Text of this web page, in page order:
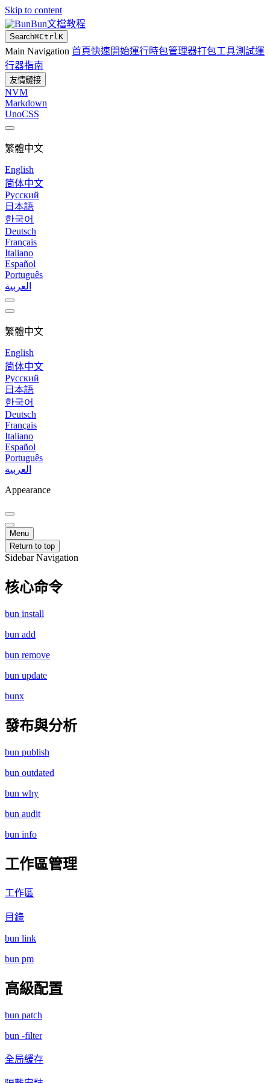
Skip to content
Bun文檔教程
Search⌘CtrlK
Main Navigation 首頁快速開始運行時包管理器打包工具測試運
行器指南
友情鏈接
NVM
Markdown
UnoCSS
繁體中文
English
简体中文
Русский
日本語
한국어
Deutsch
Français
Italiano
Español
Português
العربية
繁體中文
English
简体中文
Русский
日本語
한국어
Deutsch
Français
Italiano
Español
Português
العربية
Appearance
Menu
Return to top
Sidebar Navigation
核心命令
bun install
bun add
bun remove
bun update
bunx
發布與分析
bun publish
bun outdated
bun why
bun audit
bun info
工作區管理
工作區
目錄
bun link
bun pm
高級配置
bun patch
bun -filter
全局緩存